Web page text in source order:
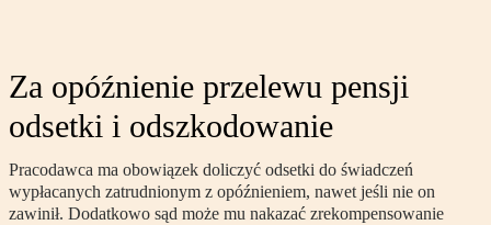
Za opóźnienie przelewu pensji
odsetki i odszkodowanie
Pracodawca ma obowiązek doliczyć odsetki do świadczeń
wypłacanych zatrudnionym z opóźnieniem, nawet jeśli nie on
zawinił. Dodatkowo sąd może mu nakazać zrekompensowanie